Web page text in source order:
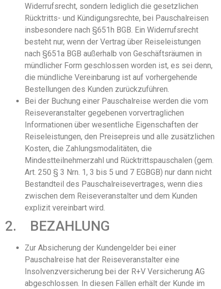
Widerrufsrecht, sondern lediglich die gesetzlichen
Rücktritts- und Kündigungsrechte, bei Pauschalreisen
insbesondere nach §651h BGB. Ein Widerrufsrecht
besteht nur, wenn der Vertrag über Reiseleistungen
nach §651a BGB außerhalb von Geschäftsräumen in
mündlicher Form geschlossen worden ist, es sei denn,
die mündliche Vereinbarung ist auf vorhergehende
Bestellungen des Kunden zurückzuführen.
Bei der Buchung einer Pauschalreise werden die vom
Reiseveranstalter gegebenen vorvertraglichen
Informationen über wesentliche Eigenschaften der
Reiseleistungen, den Preisepreis und alle zusätzlichen
Kosten, die Zahlungsmodalitäten, die
Mindestteilnehmerzahl und Rücktrittspauschalen (gem.
Art. 250 § 3 Nrn. 1, 3 bis 5 und 7 EGBGB) nur dann nicht
Bestandteil des Pauschalreisevertrages, wenn dies
zwischen dem Reiseveranstalter und dem Kunden
explizit vereinbart wird.
2. BEZAHLUNG
Zur Absicherung der Kundengelder bei einer
Pauschalreise hat der Reiseveranstalter eine
Insolvenzversicherung bei der R+V Versicherung AG
abgeschlossen. In diesen Fällen erhält der Kunde im